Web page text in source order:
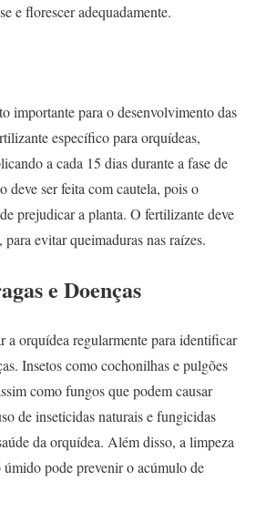
e florescer adequadamente.
importante para o desenvolvimento das
específico para orquídeas,
a cada 15 dias durante a fase de
deve ser feita com cautela, pois o
prejudicar a planta. O fertilizante deve
evitar queimaduras nas raízes.
e Doenças
a orquídea regularmente para identificar
Insetos como cochonilhas e pulgões
como fungos que podem causar
de inseticidas naturais e fungicidas
da orquídea. Além disso, a limpeza
pode prevenir o acúmulo de